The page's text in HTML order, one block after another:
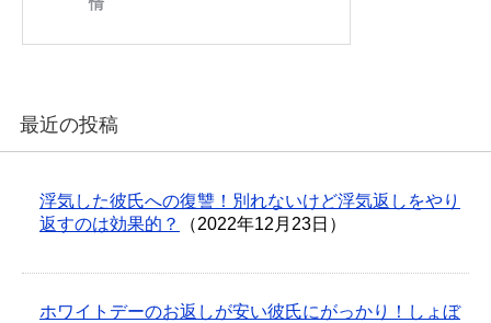
最近の投稿
浮気した彼氏への復讐！別れないけど浮気返しをやり
返すのは効果的？
（2022年12月23日）
ホワイトデーのお返しが安い彼氏にがっかり！しょぼ